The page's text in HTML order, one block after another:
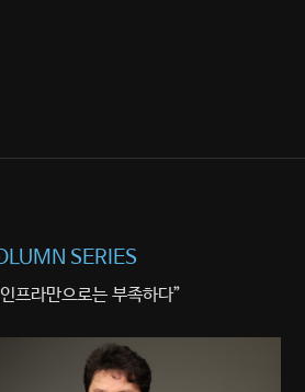
CONSULTING
AI
SERIES
프라만으로는 부족하다”